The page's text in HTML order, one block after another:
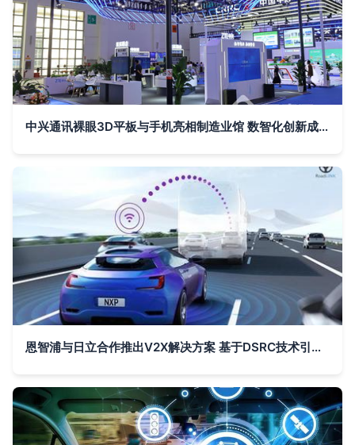
中兴通讯裸眼3D平板与手机亮相制造业馆 数智化创新成果引领通信技术新纪元
恩智浦与日立合作推出V2X解决方案 基于DSRC技术引领日本智慧交通新纪元